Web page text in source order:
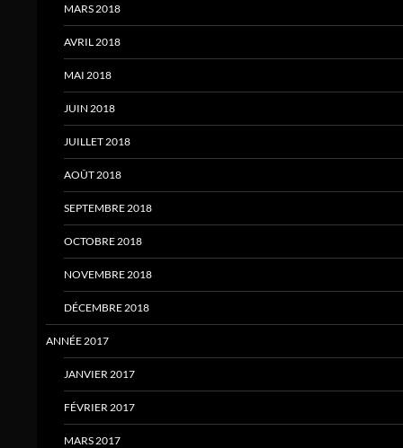
MARS 2018
AVRIL 2018
MAI 2018
JUIN 2018
JUILLET 2018
AOÛT 2018
SEPTEMBRE 2018
OCTOBRE 2018
NOVEMBRE 2018
DÉCEMBRE 2018
ANNÉE 2017
JANVIER 2017
FÉVRIER 2017
MARS 2017